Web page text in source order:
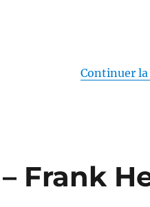
Continuer
Frank